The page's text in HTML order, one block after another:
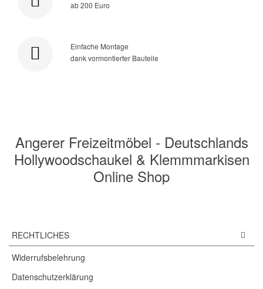
ab 200 Euro
Einfache Montage
dank vormontierter Bauteile
Angerer Freizeitmöbel - Deutschlands
Hollywoodschaukel & Klemmmarkisen
Online Shop
RECHTLICHES
Widerrufsbelehrung
Datenschutzerklärung